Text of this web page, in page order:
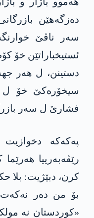
دەزگەھێن
سەر ناڤێ
ئستیخباراتێن خۆ
دستینن، ل ھەر
سیخۆرەکێ خۆ
فشارێ ل سەر
په‌كه‌كه‌
رێڤەبەرییا
کرن، دبێژیت: بلا
بۆ من دەر
«کوردستان نە